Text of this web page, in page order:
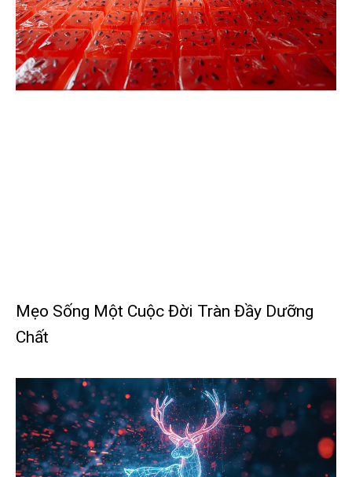
Mẹo Sống Một Cuộc Đời Tràn Đầy Dưỡng
Chất